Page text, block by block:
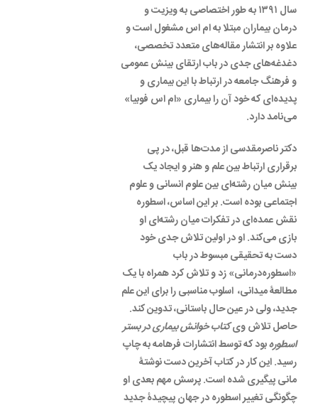
سال ۱۳۹۱ به طور اختصاصی به ویزیت و
درمان بیماران مبتلا به ام اس مشغول است و
علاوه بر انتشار مقاله‌های متعدد تخصصی،
دغدغه‌های جدی در باب ارتقای بینش عمومی
و فرهنگ جامعه در ارتباط با این بیماری و
پدیده‌ای که خود آن را بیماری «ام اس فوبیا»
می‌نامد دارد.
دکتر ناصرمقدسی از مدت‌ها قبل، در پی
برقراری ارتباط بین علم و هنر و ایجاد یک
بینش میان رشته‌ای بین علوم انسانی و علوم
اجتماعی بوده است. بر این اساس، اسطوره
نقش عمده‌ای در تفکرات میان رشته‌ای او
بازی می‌کند. او در اولین تلاش جدی خود
دست به تحقیقی مبسوط در باب
«اسطوره‌درمانی» زد و تلاش کرد همراه با یک
مطالعۀ میدانی، اسلوب مناسبی را برای این علم
جدید، ولی در عین حال باستانی، تدوین کند.
حاصل تلاش ویکتاب خوانش بیماری در بستر
اسطورهبود که توسط انتشارات فرهامه به چاپ
رسید. این کار در کتاب آخرین دست نوشتۀ
مانی پیگیری شده است. پرسش مهم بعدی او
چگونگی تغییر اسطوره در جهان پیچیدۀ جدید